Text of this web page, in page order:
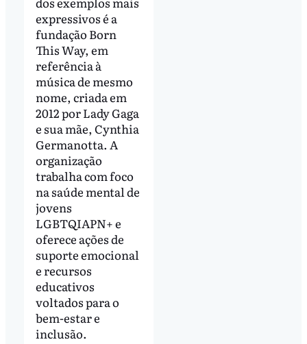
expressivos é a
fundação Born
This Way, em
referência à
música de mesmo
nome, criada em
2012 por Lady Gaga
e sua mãe, Cynthia
Germanotta. A
organização
trabalha com foco
na saúde mental de
jovens
LGBTQIAPN+ e
oferece ações de
suporte emocional
e recursos
educativos
voltados para o
bem-estar e
inclusão.